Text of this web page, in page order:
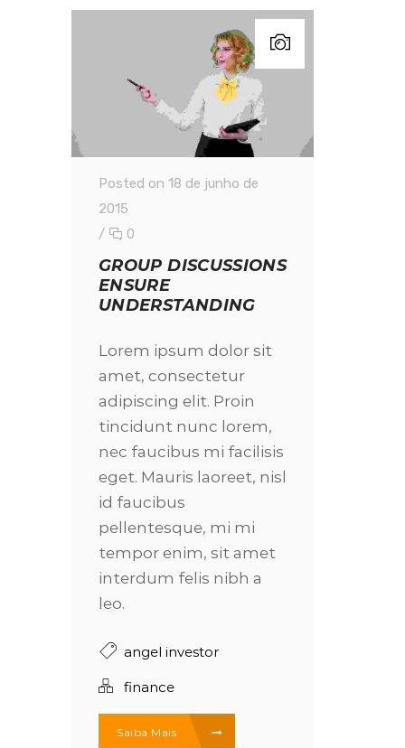
Posted on 18 de junho de
2015
/
0
GROUP DISCUSSIONS
ENSURE
UNDERSTANDING
Lorem ipsum dolor sit
amet, consectetur
adipiscing elit. Proin
tincidunt nunc lorem,
nec faucibus mi facilisis
eget. Mauris laoreet, nisl
id faucibus
pellentesque, mi mi
tempor enim, sit amet
interdum felis nibh a
leo.
angel investor
finance
Saiba Mais